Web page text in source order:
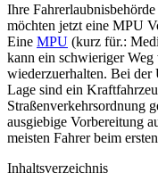
Ihre
möchten jetzt eine MPU
Eine MPU (kurz für.:
kann ein schwieriger
wiederzuerhalten. Bei
Lage sind ein
Straßenverkehrsordnung
ausgiebige Vorbereitung
meisten Fahrer beim
Inhaltsverzeichnis